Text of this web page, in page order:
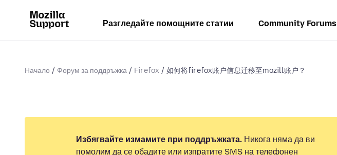
Разгледайте помощните статии Community Forums
Начало Форум за поддръжка Firefox 如何将firefox账户信息迁移至mozill账户？
Избягвайте измамите при поддръжката. Никога няма да ви
помолим да се обадите или изпратите SMS на телефонен